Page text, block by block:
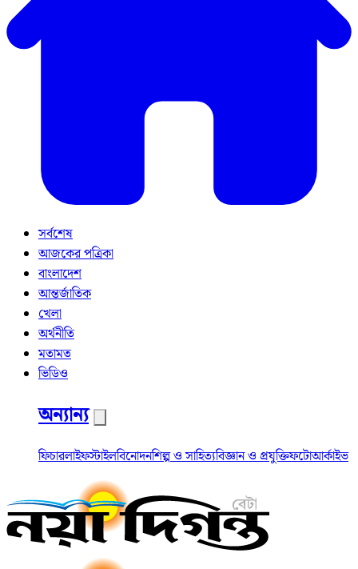
সর্বশেষ
আজকের পত্রিকা
বাংলাদেশ
আন্তর্জাতিক
খেলা
অর্থনীতি
মতামত
ভিডিও
অন্যান্য
ফিচারলাইফস্টাইলবিনোদনশিল্প ও সাহিত্যবিজ্ঞান ও প্রযুক্তিফটোআর্কাইভ